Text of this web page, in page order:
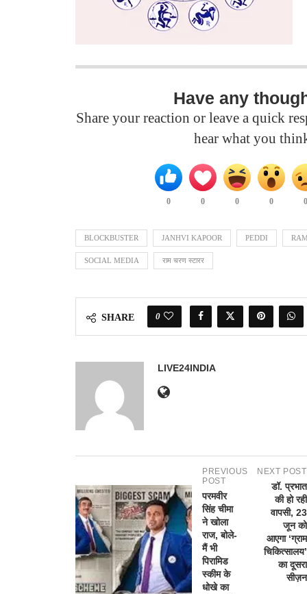
Have any
Share your reaction or leave a quick
hear what you
0 0 0 0
BLOCKBUSTER JANHVI KAPOOR PEDDI
SOCIAL MEDIA राम चरण स्टारर
SHARE 0
LIVE24INDIA
PREVIOUS
POST
परमवीर
सिंह चीमा
ने खोला
राज, बोले-
मैं भी
पिरामिड
स्कीम के
धोखे का
NEXT POST
डॉ. प्रभात
की हो रही
वापसी, 23
जून को
आएगा ‘ग्राम
चिकित्सालय’
का दूसरा
सीज़न